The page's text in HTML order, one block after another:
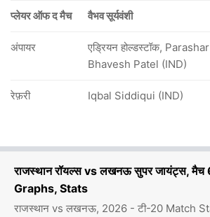
राजस्थान रॉयल्स vs लखनऊ सुपर जायंट्स,
Graphs, Stats
राजस्थान vs लखनऊ, 2026 - टी-20 Match
प्लेयर ऑफ द मैच वैभव सूर्यवंशी
अंपायर
एड्रियन होल्डस्टॉक,
Bhavesh Patel (IND)
रेफ़री Iqbal Siddiqui (IND)